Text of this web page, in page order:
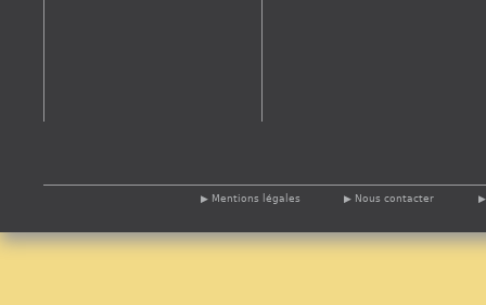
Mentions légales Nous contacter